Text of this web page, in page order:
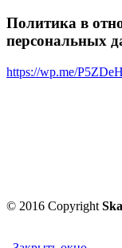
Политика в
персональных
https://wp.me/
© 2016 Copyright